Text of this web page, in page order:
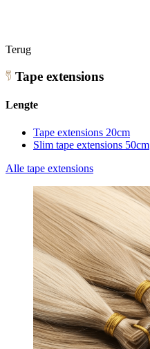
Terug
Tape extensions
Lengte
Tape extensions 20cm
Slim tape extensions 50cm
Alle tape extensions